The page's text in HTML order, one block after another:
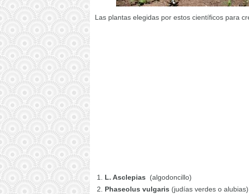
Las plantas elegidas por estos científicos para
L. Asclepias
(algodoncillo)
Phaseolus vulgaris (judías verdes o alubias)